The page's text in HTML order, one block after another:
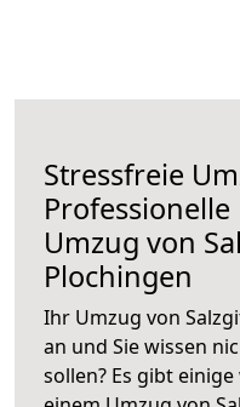
Stressfreie
Umzug von
Plochingen
Ihr Umzug von
an und Sie wissen
sollen? Es gibt